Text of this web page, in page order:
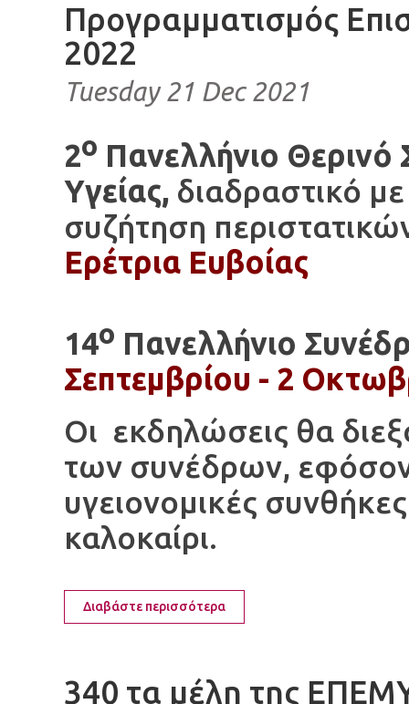
Προγραμματισμός
2022
Tuesday 21 Dec 2021
2ο Πανελλήνιο
Υγείας, διαδραστικό
συζήτηση
Ερέτρια Ευβοίας
14ο Πανελλήνιο
Σεπτεμβρίου - 2
Οι εκδηλώσεις θα
των συνέδρων, εφόσον
υγειονομικές
καλοκαίρι.
Διαβάστε περισσότερα
340 τα μέλη της